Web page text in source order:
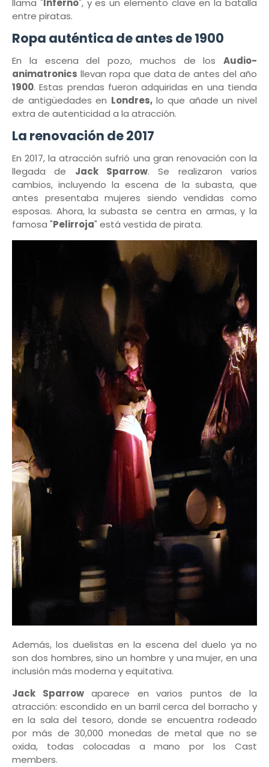
llama " Inferno", y es un elemento clave en la batalla
entre piratas.
Ropa auténtica de antes de 1900
En la escena del pozo, muchos de los Audio-
animatronics llevan ropa que data de antes del año
1900. Estas prendas fueron adquiridas en una tienda
de antigüedades en Londres, lo que añade un nivel
extra de autenticidad a la atracción.
La renovación de 2017
En 2017, la atracción sufrió una gran renovación con la
llegada de Jack Sparrow. Se realizaron varios
cambios, incluyendo la escena de la subasta, que
antes presentaba mujeres siendo vendidas como
esposas. Ahora, la subasta se centra en armas, y la
famosa "Pelirroja" está vestida de pirata.
Además, los duelistas en la escena del duelo ya no
son dos hombres, sino un hombre y una mujer, en una
inclusión más moderna y equitativa.
Jack Sparrowaparece en varios puntos de la
atracción: escondido en un barril cerca del borracho y
en la sala del tesoro, donde se encuentra rodeado
por más de 30,000 monedas de metal que no se
oxida, todas colocadas a mano por los Cast
members.